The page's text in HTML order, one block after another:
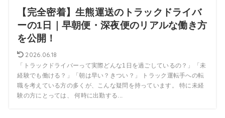
【完全密着】生熊運送のトラックドライバ
ーの1日｜早朝便・深夜便のリアルな働き方
を公開！
2026.06.18
「トラックドライバーって実際どんな1日を過ごしているの？」「未
経験でも働ける？」「朝は早い？きつい？」 トラック運転手への転
職を考えている方の多くが、こんな疑問を持っています。 特に未経
験の方にとっては、 何時に出勤する...